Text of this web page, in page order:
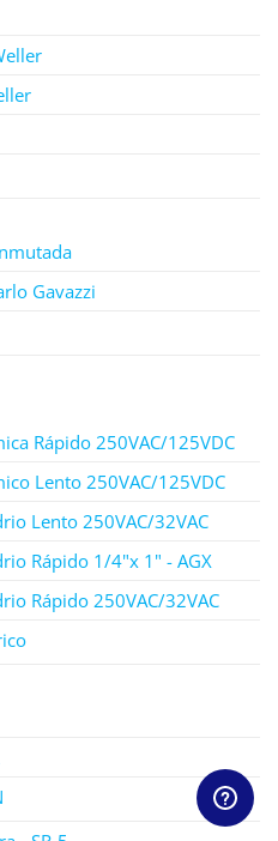
Gavazzi
Rápido 250VAC/125VDC
Lento 250VAC/125VDC
Lento 250VAC/32VAC
Rápido 1/4"x 1" - AGX
Rápido 250VAC/32VAC